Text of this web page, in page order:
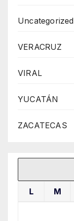
Uncategorized
VERACRUZ
VIRAL
YUCATÁN
ZACATECAS
L M